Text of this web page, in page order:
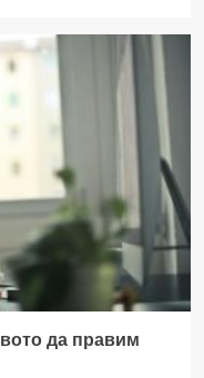
да правим